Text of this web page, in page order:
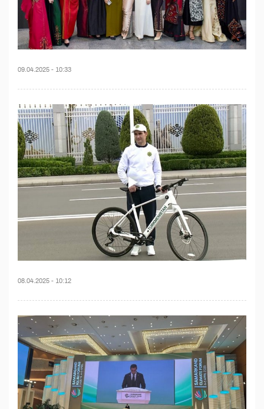
09.04.2025 - 10:33
08.04.2025 - 10:12